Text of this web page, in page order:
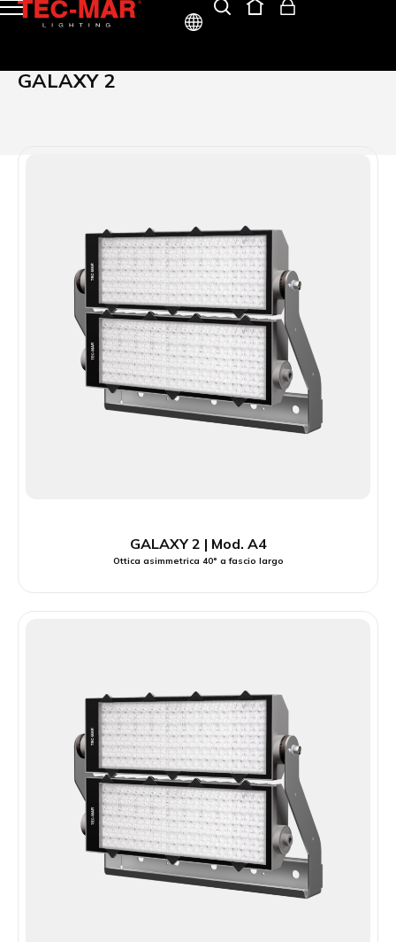
GALAXY 2
GALAXY 2 | Mod. A4
Ottica asimmetrica 40° a fascio largo